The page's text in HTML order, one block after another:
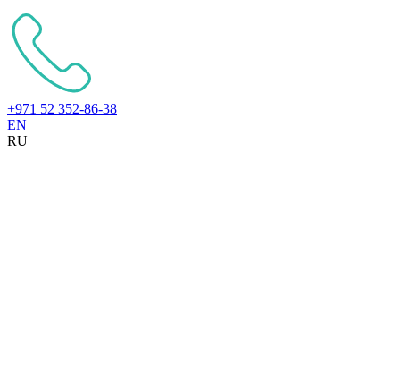
+971 52 352-86-38
EN
RU